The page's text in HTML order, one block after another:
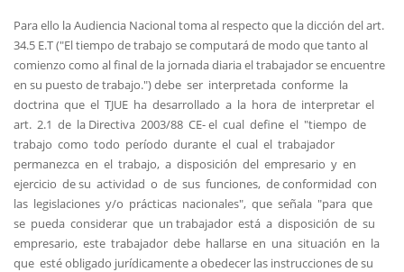
Para ello la Audiencia Nacional toma al respecto que la dicción del art.
34.5 E.T ("El tiempo de trabajo se computará de modo que tanto al
comienzo como al final de la jornada diaria el trabajador se encuentre
en su puesto de trabajo.") debe ser interpretada conforme la
doctrina que el TJUE ha desarrollado a la hora de interpretar el
art. 2.1 de la Directiva 2003/88 CE- el cual define el "tiempo de
trabajo como todo período durante el cual el trabajador
permanezca en el trabajo, a disposición del empresario y en
ejercicio de su actividad o de sus funciones, de conformidad con
las legislaciones y/o prácticas nacionales", que señala "para que
se pueda considerar que un trabajador está a disposición de su
empresario, este trabajador debe hallarse en una situación en la
que esté obligado jurídicamente a obedecer las instrucciones de su